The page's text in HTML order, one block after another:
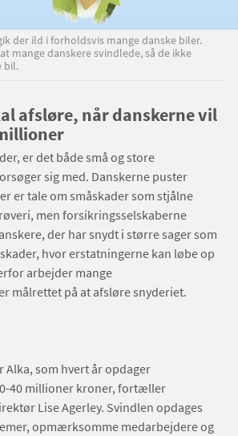
der ild i forholdsvis mange danske biler.
mange danskere svindlede, så de ikke
bil.
afsløre, når danskerne vil
er det både små og store
sig med. Danskerne puster
er tale om småskader som stjålne
men forsikringsselskaberne
der har snydt i større sager som
hvor erstatningerne kan løbe op
arbejder mange
målrettet på at afsløre snyderiet.
Alka, som hvert år opdager
40 millioner kroner, fortæller
Lise Agerley. Svindlen opdages
opmærksomme medarbejdere og